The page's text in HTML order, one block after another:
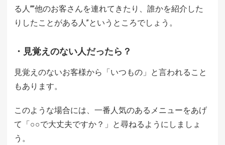
る人””他のお客さんを連れてきたり、誰かを紹介した
りしたことがある人”というところでしょう。
・見覚えのない人だったら？
見覚えのないお客様から「いつもの」と言われること
もあります。
このような場合には、一番人気のあるメニューをあげ
て「○○で大丈夫ですか？」と尋ねるようにしましょ
う。